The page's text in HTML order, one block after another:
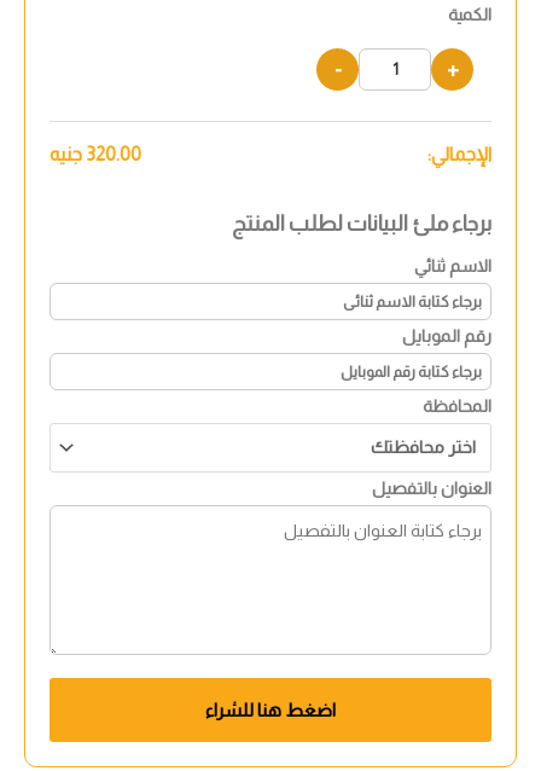
الكمية
+
-
الإجمالي: 320.00 جنيه
برجاء ملئ البيانات لطلب المنتج
الاسم ثنائي
رقم الموبايل
المحافظة
العنوان بالتفصيل
اضغط هنا للشراء